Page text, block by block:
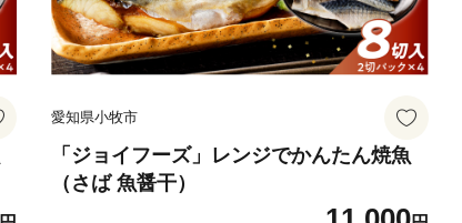
愛知県小牧市
「ジョイフーズ」レンジでかんたん焼魚
（さば 魚醤干）